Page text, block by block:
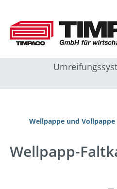
Wellpappe und Vollpappe
Wellpapp-